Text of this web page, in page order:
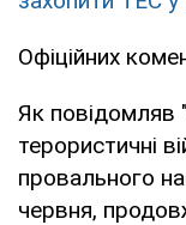
Офіційних
Як повідомляв
терористичні
провального
червня,